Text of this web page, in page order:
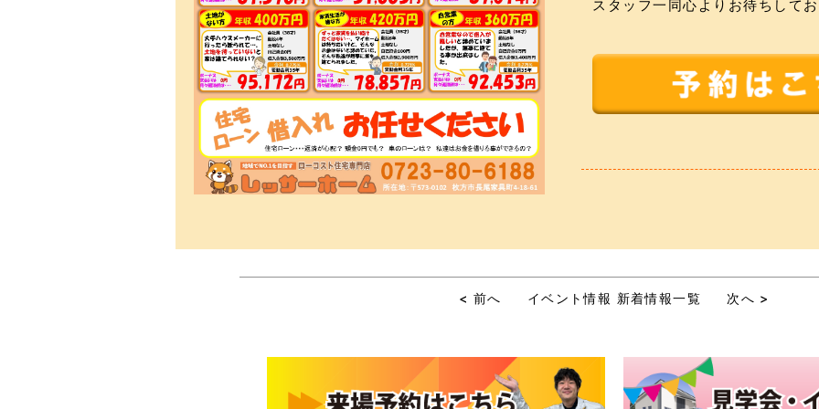
スタッフ一同心よりお待ちして
< 前へ イベント情報 新着情報一覧 次へ >